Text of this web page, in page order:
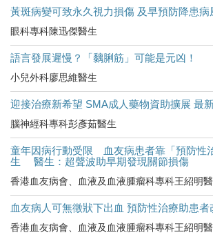
黃斑病變可致永久視力損傷 及早預防降患病
眼科專科陳迅傑醫生
語言發展遲慢？「黐脷筋」可能是元凶！
小兒外科廖思維醫生
迎接治療新希望 SMA成人藥物資助擴展 最
腦神經科專科彭彥茹醫生
童年因病行動受限 血友病患者靠「預防性
生 醫生：超聲波助早期發現關節損傷
香港血友病會、血液及血液腫瘤科專科王紹明
血友病人可無徵狀下出血 預防性治療助患者
香港血友病會、血液及血液腫瘤科專科王紹明